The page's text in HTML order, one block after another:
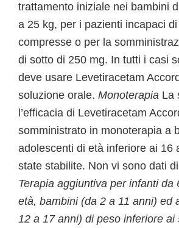
trattamento iniziale nei bambini
a 25 kg, per i pazienti incapaci
compresse o per la
di sotto di 250 mg. In tutti i casi
deve usare Levetiracetam
soluzione orale. Monoterapia La
l’efficacia di Levetiracetam
somministrato in monoterapia a
adolescenti di età inferiore ai 16
state stabilite. Non vi sono dati
Terapia aggiuntiva per infanti da
età, bambini (da 2 a 11 anni) ed
12 a 17 anni) di peso inferiore ai